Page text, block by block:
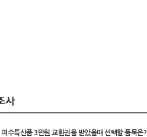
여수특산품 3만원 교환권을 받았을때 선택할 품목은?